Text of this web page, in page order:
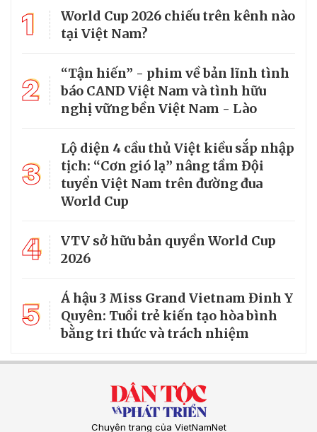
1
World Cup 2026 chiếu trên kênh nào
tại Việt Nam?
2
“Tận hiến” - phim về bản lĩnh tình
báo CAND Việt Nam và tình hữu
nghị vững bền Việt Nam - Lào
3
Lộ diện 4 cầu thủ Việt kiều sắp nhập
tịch: “Cơn gió lạ” nâng tầm Đội
tuyển Việt Nam trên đường đua
World Cup
4
VTV sở hữu bản quyền World Cup
2026
5
Á hậu 3 Miss Grand Vietnam Đinh Y
Quyên: Tuổi trẻ kiến tạo hòa bình
bằng tri thức và trách nhiệm
Chuyên trang của VietNamNet